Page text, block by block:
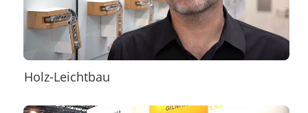
Holz-Leichtbau